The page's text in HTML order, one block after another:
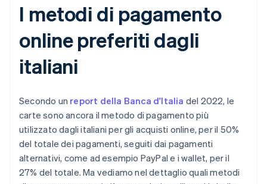
I metodi di pagamento
online preferiti dagli
italiani
Secondo un report della Banca d'Italia del 2022, le
carte sono ancora il metodo di pagamento più
utilizzato dagli italiani per gli acquisti online, per il 50%
del totale dei pagamenti, seguiti dai pagamenti
alternativi, come ad esempio PayPal e i wallet, per il
27% del totale. Ma vediamo nel dettaglio quali metodi